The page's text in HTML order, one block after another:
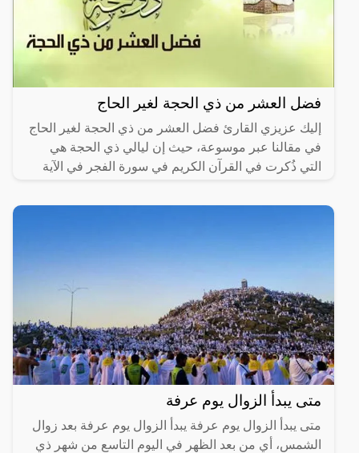
فضل العشر من ذي الحجة لغير الحاج
إليك عزيزي القارئ فضل العشر من ذي الحجة لغير الحاج
في مقالنا عبر موسوعة، حيث إن ليالي ذي الحجة هي
التي ذُكرت في القرآن الكريم في سورة الفجر في الآية
متى يبدأ الزوال يوم عرفة
متى يبدأ الزوال يوم عرفة يبدأ الزوال يوم عرفة بعد زوال
الشمس، أي من بعد الظهر في اليوم التاسع من شهر ذي